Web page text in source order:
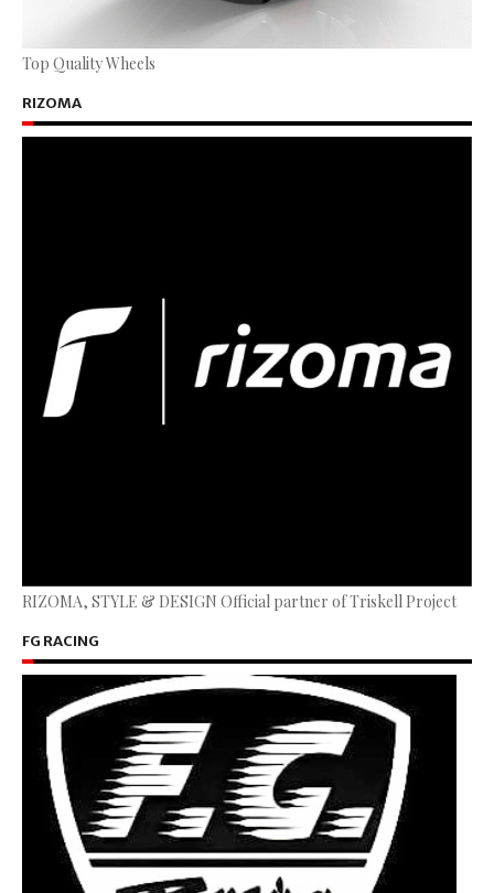
Top Quality Wheels
RIZOMA
RIZOMA, STYLE & DESIGN Official partner of Triskell Project
FG RACING